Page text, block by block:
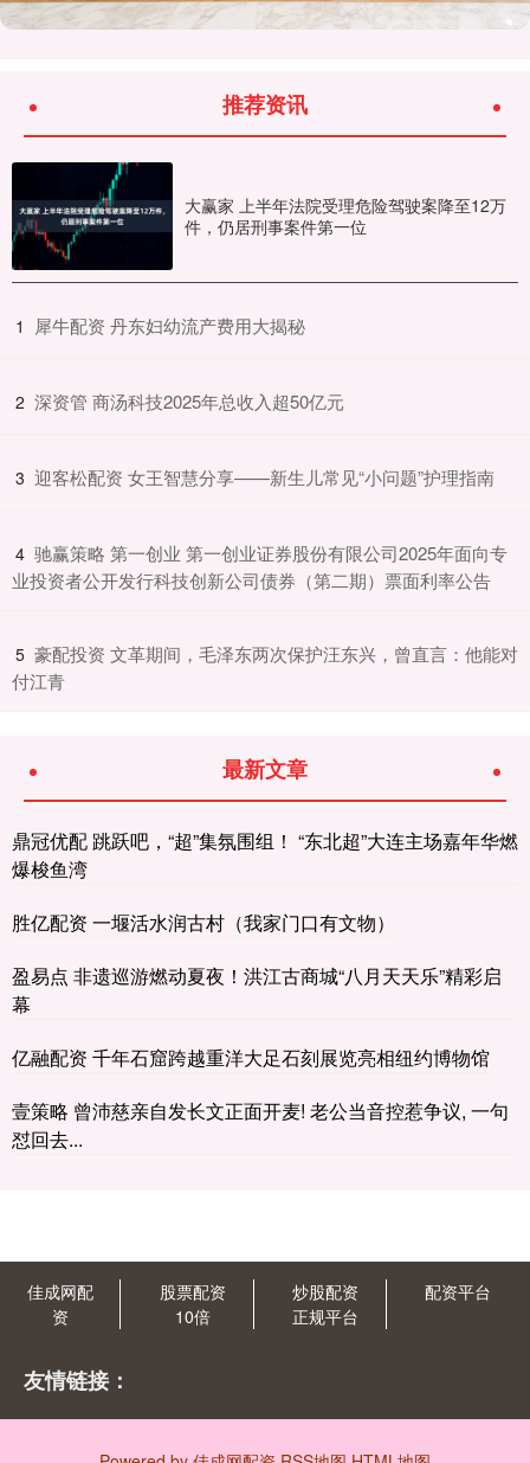
推荐资讯
大赢家 上半年法院受理危险驾驶案降至12万
件，仍居刑事案件第一位
1 ​犀牛配资 丹东妇幼流产费用大揭秘
2 ​深资管 商汤科技2025年总收入超50亿元
3 ​迎客松配资 女王智慧分享——新生儿常见“小问题”护理指南
4 ​驰赢策略 第一创业 第一创业证券股份有限公司2025年面向专
业投资者公开发行科技创新公司债券（第二期）票面利率公告
5 ​豪配投资 文革期间，毛泽东两次保护汪东兴，曾直言：他能对
付江青
最新文章
鼎冠优配 跳跃吧，“超”集氛围组！ “东北超”大连主场嘉年华燃
爆梭鱼湾
胜亿配资 一堰活水润古村（我家门口有文物）
盈易点 非遗巡游燃动夏夜！洪江古商城“八月天天乐”精彩启
幕
亿融配资 千年石窟跨越重洋大足石刻展览亮相纽约博物馆
壹策略 曾沛慈亲自发长文正面开麦! 老公当音控惹争议, 一句
怼回去...
佳成网配
资
股票配资
10倍
炒股配资
正规平台
配资平台
友情链接：